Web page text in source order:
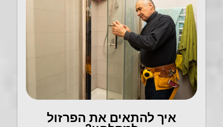
איך להתאים את הפרזול